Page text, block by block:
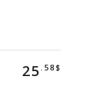
25.58$